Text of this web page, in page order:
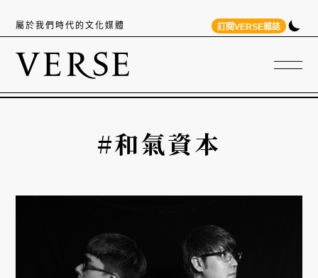
屬於我們時代的文化媒體 訂閱VERSE雜誌
#和氣資本